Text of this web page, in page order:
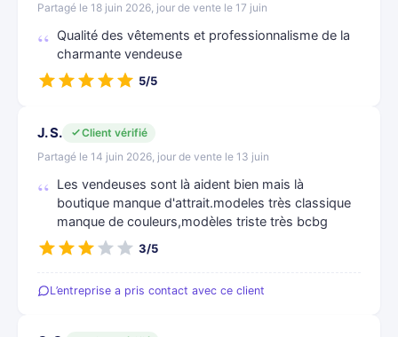
Partagé le 18 juin 2026, jour de vente le 17 juin
Qualité des vêtements et professionnalisme de la
charmante vendeuse
5/5
J. S.
Client vérifié
Partagé le 14 juin 2026, jour de vente le 13 juin
Les vendeuses sont là aident bien mais là
boutique manque d'attrait.modeles très classique
manque de couleurs,modèles triste très bcbg
3/5
L’entreprise a pris contact avec ce client